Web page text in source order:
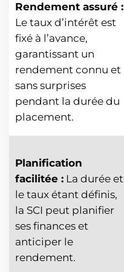
Rendement assuré :
Le taux d’intérêt est
fixé à l’avance,
garantissant un
rendement connu et
sans surprises
pendant la durée du
placement.
Planification
facilitée : La durée et
le taux étant définis,
la SCI peut planifier
ses finances et
anticiper le
rendement.